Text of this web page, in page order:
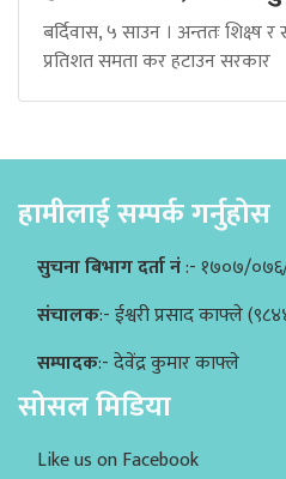
बर्दिवास, ५ साउन । अन्ततः शिक्ष्ष
प्रतिशत समता कर हटाउन सरकार
हामीलाई सम्पर्क गर्नुहोस
सुचना बिभाग दर्ता नं:- १७०७/
संचालक:- ईश्वरी प्रसाद काफ्ले
सम्पादक:- देवेंद्र कुमार काफ्ले
सोसल मिडिया
Like us on Facebook